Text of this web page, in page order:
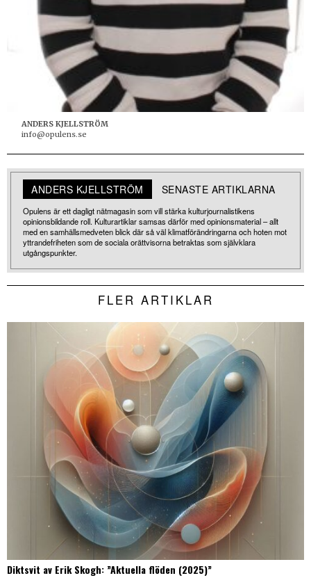
ANDERS KJELLSTRÖM
info@opulens.se
ANDERS KJELLSTRÖM SENASTE ARTIKLARNA
Opulens är ett dagligt nätmagasin som vill stärka kulturjournalistikens
opinionsbildande roll. Kulturartiklar samsas därför med opinionsmaterial – allt
med en samhällsmedveten blick där så väl klimatförändringarna och hoten mot
yttrandefriheten som de sociala orättvisorna betraktas som självklara
utgångspunkter.
FLER ARTIKLAR
Diktsvit av Erik Skogh: ”Aktuella flöden (2025)”